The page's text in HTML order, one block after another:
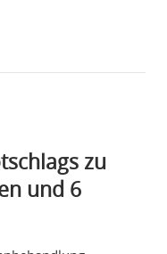
zu
und 6